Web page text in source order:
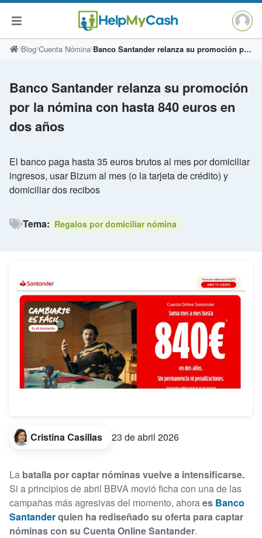
SaltarBlog Cuenta Nómina Banco Santander relanza su promoción por la nómina con hasta 840 euros en dos años
Banco Santander relanza su promoción
por la nómina con hasta 840 euros en
dos años
El banco paga hasta 35 euros brutos al mes por domiciliar
ingresos, usar Bizum al mes (o la tarjeta de crédito) y
domiciliar dos recibos
Tema: Regalos por domiciliar nómina
Cristina Casillas 23 de abril 2026
La batalla por captar nóminas vuelve a intensificarse.
Si a principios de abril BBVA movió ficha con una de las
campañas más agresivas del momento, ahoraes Banco
Santanderquien ha rediseñado su oferta para captar
nóminas con su Cuenta Online Santander.